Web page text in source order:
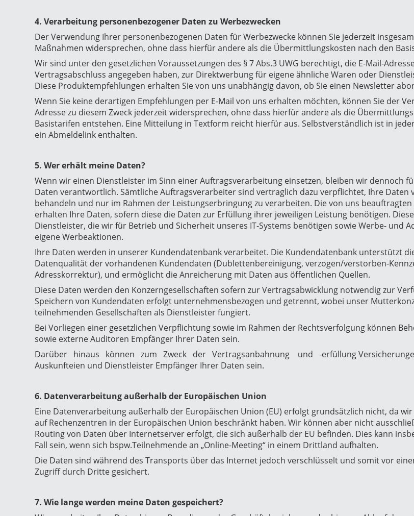
4. Verarbeitung personenbezogener Daten zu Werbezwecken
Der Verwendung Ihrer personenbezogenen Daten für Werbezwecke können Sie jederzeit
Maßnahmen widersprechen, ohne dass hierfür andere als die Übermittlungskosten nach den
Wir sind unter den gesetzlichen Voraussetzungen des § 7 Abs.3 UWG berechtigt, die E-Mail-
Vertragsabschluss angegeben haben, zur Direktwerbung für eigene ähnliche Waren oder
Diese Produktempfehlungen erhalten Sie von uns unabhängig davon, ob Sie einen Newsletter
Wenn Sie keine derartigen Empfehlungen per E-Mail von uns erhalten möchten, können Sie der
Adresse zu diesem Zweck jederzeit widersprechen, ohne dass hierfür andere als die
Basistarifen entstehen. Eine Mitteilung in Textform reicht hierfür aus. Selbstverständlich ist in
ein Abmeldelink enthalten.
5. Wer erhält meine Daten?
Wenn wir einen Dienstleister im Sinn einer Auftragsverarbeitung einsetzen, bleiben wir dennoch
Daten verantwortlich. Sämtliche Auftragsverarbeiter sind vertraglich dazu verpflichtet, Ihre Daten
behandeln und nur im Rahmen der Leistungserbringung zu verarbeiten. Die von uns
erhalten Ihre Daten, sofern diese die Daten zur Erfüllung ihrer jeweiligen Leistung benötigen. Diese
Dienstleister, die wir für Betrieb und Sicherheit unseres IT-Systems benötigen sowie Werbe- und
eigene Werbeaktionen.
Ihre Daten werden in unserer Kundendatenbank verarbeitet. Die Kundendatenbank unterstützt
Datenqualität der vorhandenen Kundendaten (Dublettenbereinigung, verzogen/verstorben-
Adresskorrektur), und ermöglicht die Anreicherung mit Daten aus öffentlichen Quellen.
Diese Daten werden den Konzerngesellschaften sofern zur Vertragsabwicklung notwendig zur
Speichern von Kundendaten erfolgt unternehmensbezogen und getrennt, wobei unser
teilnehmenden Gesellschaften als Dienstleister fungiert.
Bei Vorliegen einer gesetzlichen Verpflichtung sowie im Rahmen der Rechtsverfolgung können
sowie externe Auditoren Empfänger Ihrer Daten sein.
Darüber hinaus können zum Zweck der Vertragsanbahnung und -erfüllung
Auskunfteien und Dienstleister Empfänger Ihrer Daten sein.
6. Datenverarbeitung außerhalb der Europäischen Union
Eine Datenverarbeitung außerhalb der Europäischen Union (EU) erfolgt grundsätzlich nicht, da
auf Rechenzentren in der Europäischen Union beschränkt haben. Wir können aber nicht
Routing von Daten über Internetserver erfolgt, die sich außerhalb der EU befinden. Dies kann
Fall sein, wenn sich bspw.Teilnehmende an „Online-Meeting“ in einem Drittland aufhalten.
Die Daten sind während des Transports über das Internet jedoch verschlüsselt und somit vor
Zugriff durch Dritte gesichert.
7. Wie lange werden meine Daten gespeichert?